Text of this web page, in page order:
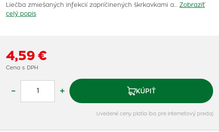
Liečba zmiešaných infekcií zapríčinených škrkavkami a…
Zobraziť
celý popis
4,59 €
Cena s DPH
– + KÚPIŤ
Uvedené ceny platia iba pre internetový predaj